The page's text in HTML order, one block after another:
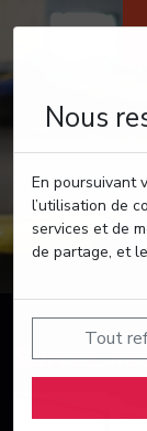
Nous
En poursuivant
l’utilisation de
services et de
de partage, et
Tout
Suivez